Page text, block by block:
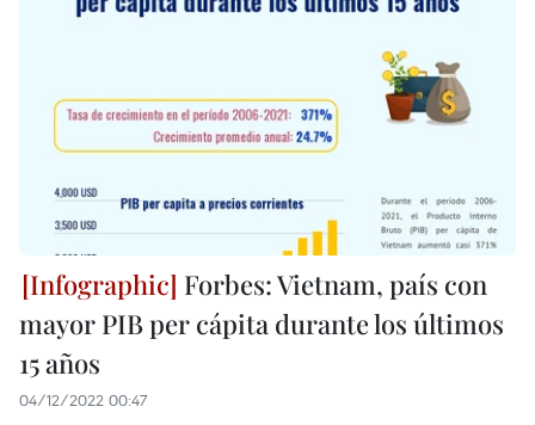
Forbes: Vietnam, país con
mayor PIB per cápita durante los últimos
15 años
04/12/2022 00:47